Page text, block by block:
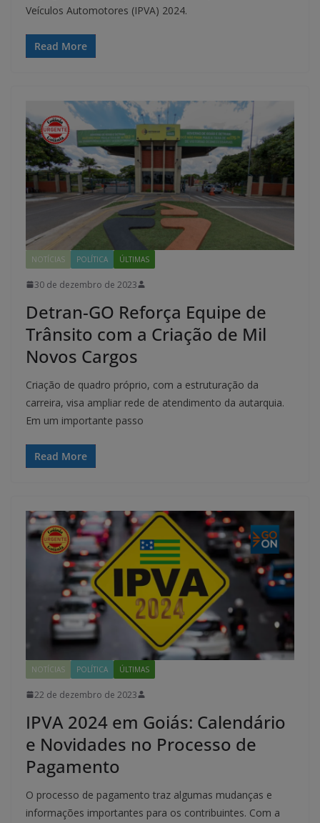
Veículos Automotores (IPVA) 2024.
Read More
NOTÍCIAS POLÍTICA ÚLTIMAS
30 de dezembro de 2023
Detran-GO Reforça Equipe de
Trânsito com a Criação de Mil
Novos Cargos
Criação de quadro próprio, com a estruturação da
carreira, visa ampliar rede de atendimento da autarquia.
Em um importante passo
Read More
NOTÍCIAS POLÍTICA ÚLTIMAS
22 de dezembro de 2023
IPVA 2024 em Goiás: Calendário
e Novidades no Processo de
Pagamento
O processo de pagamento traz algumas mudanças e
informações importantes para os contribuintes. Com a